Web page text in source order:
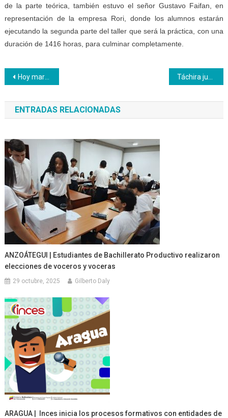
de la parte teórica, también estuvo el señor Gustavo Faifan, en
representación de la empresa Rori, donde los alumnos estarán
ejecutando la segunda parte del taller que será la práctica, con una
duración de 1416 horas, para culminar completamente.
Navegación
de
entradas
Hoy martes invitamos a escuchar por Unión Radio 90.3 FM al presidente del Inces
ENTRADAS RELACIONADAS
ANZOÁTEGUI | Estudiantes de Bachillerato Productivo realizaron
elecciones de voceros y voceras
29 octubre, 2025 Gilberto Daly
ARAGUA | Inces inicia los procesos formativos con entidades de